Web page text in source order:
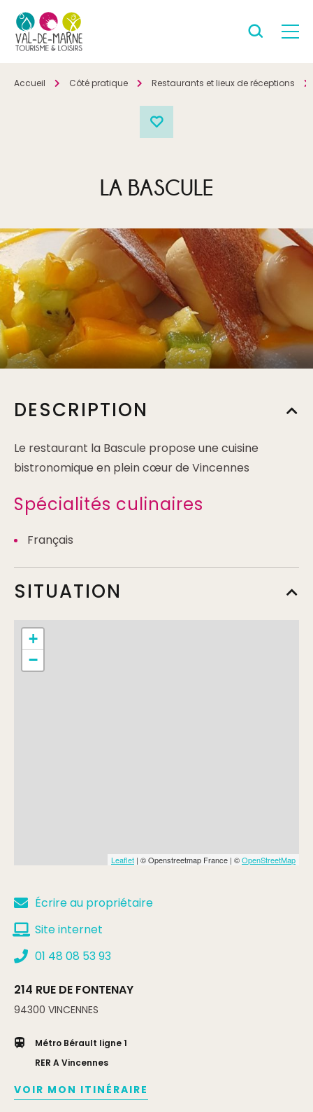
Accueil Côté pratique Restaurants et lieux de réceptions
LA BASCULE
DESCRIPTION
Le restaurant la Bascule propose une cuisine
bistronomique en plein cœur de Vincennes
Spécialités culinaires
Français
SITUATION
+
−
Leaflet | © Openstreetmap France | ©OpenStreetMap
Écrire au propriétaire
Site internet
01 48 08 53 93
214 RUE DE FONTENAY
94300 VINCENNES
Métro Bérault ligne 1
RER A Vincennes
VOIR MON ITINÉRAIRE